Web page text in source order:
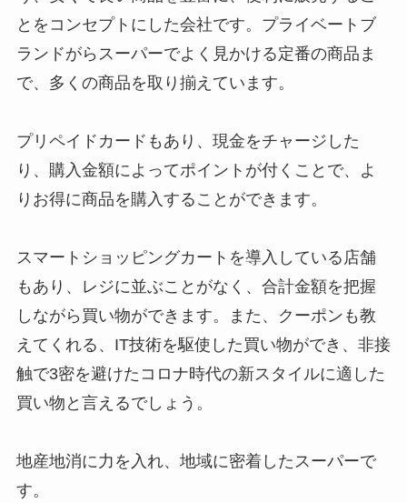
とをコンセプトにした会社です。プライベートブ
ランドがらスーパーでよく見かける定番の商品ま
で、多くの商品を取り揃えています。
プリペイドカードもあり、現金をチャージした
り、購入金額によってポイントが付くことで、よ
りお得に商品を購入することができます。
スマートショッピングカートを導入している店舗
もあり、レジに並ぶことがなく、合計金額を把握
しながら買い物ができます。また、クーポンも教
えてくれる、IT技術を駆使した買い物ができ、非接
触で3密を避けたコロナ時代の新スタイルに適した
買い物と言えるでしょう。
地産地消に力を入れ、地域に密着したスーパーで
す。